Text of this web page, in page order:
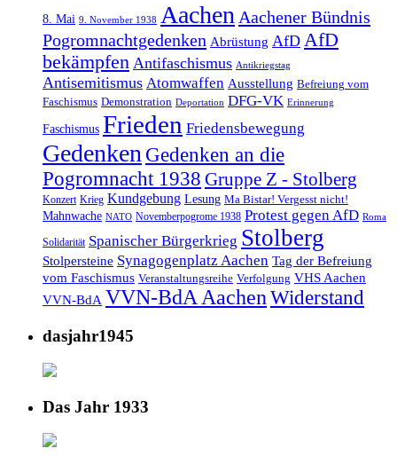
8. Mai 9. November 1938 AachenAachener Bündnis
Pogromnachtgedenken Abrüstung AfD AfD
bekämpfen Antifaschismus Antikriegstag
Antisemitismus Atomwaffen Ausstellung Befreiung vom
Faschismus Demonstration Deportation DFG-VK Erinnerung
Faschismus Frieden Friedensbewegung
Gedenken Gedenken an die
Pogromnacht 1938 Gruppe Z - Stolberg
Konzert Krieg Kundgebung Lesung Ma Bistar! Vergesst nicht!
Mahnwache NATO Novemberpogrome 1938 Protest gegen AfD Roma
Solidarität Spanischer Bürgerkrieg Stolberg
Stolpersteine Synagogenplatz Aachen Tag der Befreiung
vom Faschismus Veranstaltungsreihe Verfolgung VHS Aachen
VVN-BdA VVN-BdA AachenWiderstand
dasjahr1945
Das Jahr 1933